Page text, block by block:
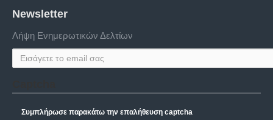
Newsletter
Λήψη Ενημερωτικών Δελτίων
Συμπλήρωσε παρακάτω την επαλήθευση captcha